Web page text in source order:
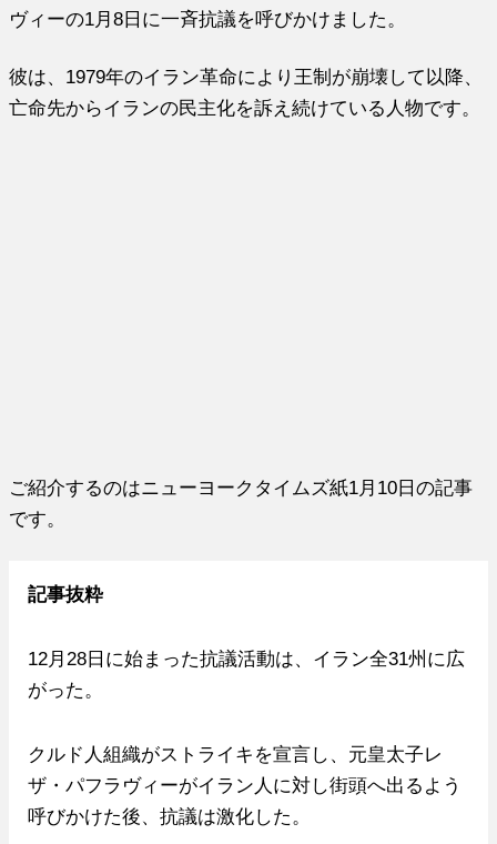
ヴィーの1月8日に一斉抗議を呼びかけました。
彼は、1979年のイラン革命により王制が崩壊して以降、
亡命先からイランの民主化を訴え続けている人物です。
ご紹介するのはニューヨークタイムズ紙1月10日の記事
です。
記事抜粋
12月28日に始まった抗議活動は、イラン全31州に広
がった。
クルド人組織がストライキを宣言し、元皇太子レ
ザ・パフラヴィーがイラン人に対し街頭へ出るよう
呼びかけた後、抗議は激化した。